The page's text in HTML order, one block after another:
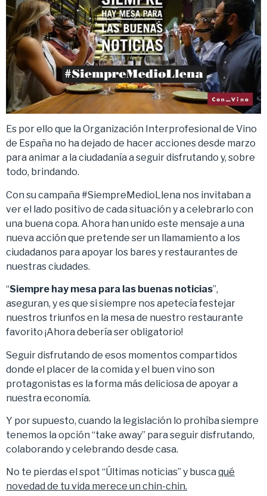
Es por ello que la Organización Interprofesional de Vino
de España no ha dejado de hacer acciones desde marzo
para animar a la ciudadanía a seguir disfrutando y, sobre
todo, brindando.
Con su campaña #SiempreMedioLlena nos invitaban a
ver el lado positivo de cada situación y a celebrarlo con
una buena copa. Ahora han unido este mensaje a una
nueva acción que pretende ser un llamamiento a los
ciudadanos para apoyar los bares y restaurantes de
nuestras ciudades.
“Siempre hay mesa para las buenas noticias”,
aseguran, y es que si siempre nos apetecía festejar
nuestros triunfos en la mesa de nuestro restaurante
favorito ¡Ahora debería ser obligatorio!
Seguir disfrutando de esos momentos compartidos
donde el placer de la comida y el buen vino son
protagonistas es la forma más deliciosa de apoyar a
nuestra economía.
Y por supuesto, cuando la legislación lo prohíba siempre
tenemos la opción “take away” para seguir disfrutando,
colaborando y celebrando desde casa.
No te pierdas el spot “Últimas noticias” y busca qué
novedad de tu vida merece un chin-chin.